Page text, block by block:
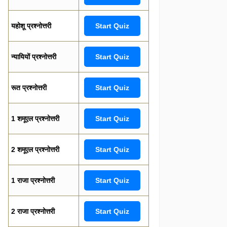
यहोशू प्रश्नोत्तरी Start Quiz
न्यायियों प्रश्नोत्तरी Start Quiz
रूत प्रश्नोत्तरी Start Quiz
1 शमूएल प्रश्नोत्तरी Start Quiz
2 शमूएल प्रश्नोत्तरी Start Quiz
1 राजा प्रश्नोत्तरी Start Quiz
2 राजा प्रश्नोत्तरी Start Quiz